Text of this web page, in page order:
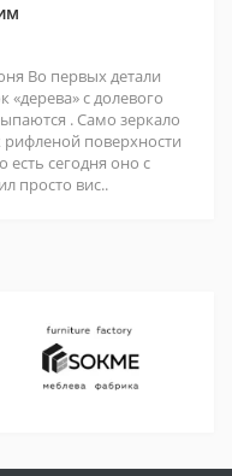
Во первых детали
«дерева» с долевого
. Само зеркало
рифленой поверхности
есть сегодня оно с
просто вис..